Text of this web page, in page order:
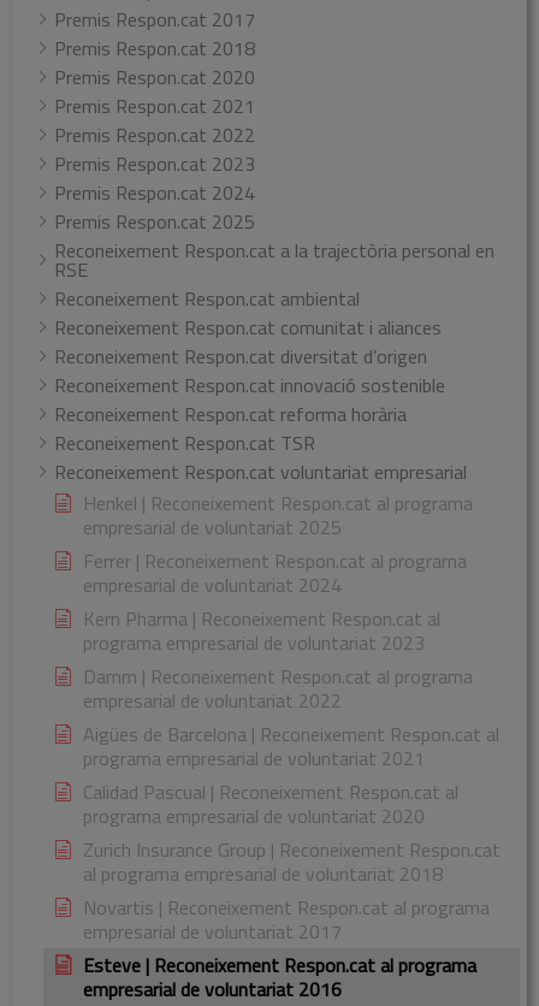
Premis Respon.cat 2017
Premis Respon.cat 2018
Premis Respon.cat 2020
Premis Respon.cat 2021
Premis Respon.cat 2022
Premis Respon.cat 2023
Premis Respon.cat 2024
Premis Respon.cat 2025
Reconeixement Respon.cat a la trajectòria personal en
RSE
Reconeixement Respon.cat ambiental
Reconeixement Respon.cat comunitat i aliances
Reconeixement Respon.cat diversitat d’origen
Reconeixement Respon.cat innovació sostenible
Reconeixement Respon.cat reforma horària
Reconeixement Respon.cat TSR
Reconeixement Respon.cat voluntariat empresarial
Henkel | Reconeixement Respon.cat al programa
empresarial de voluntariat 2025
Ferrer | Reconeixement Respon.cat al programa
empresarial de voluntariat 2024
Kern Pharma | Reconeixement Respon.cat al
programa empresarial de voluntariat 2023
Damm | Reconeixement Respon.cat al programa
empresarial de voluntariat 2022
Aigües de Barcelona | Reconeixement Respon.cat al
programa empresarial de voluntariat 2021
Calidad Pascual | Reconeixement Respon.cat al
programa empresarial de voluntariat 2020
Zurich Insurance Group | Reconeixement Respon.cat
al programa empresarial de voluntariat 2018
Novartis | Reconeixement Respon.cat al programa
empresarial de voluntariat 2017
Esteve | Reconeixement Respon.cat al programa
empresarial de voluntariat 2016